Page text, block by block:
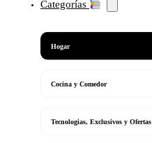
Categorías
Hogar
Cocina y Comedor
Tecnologias, Exclusivos y Ofertas